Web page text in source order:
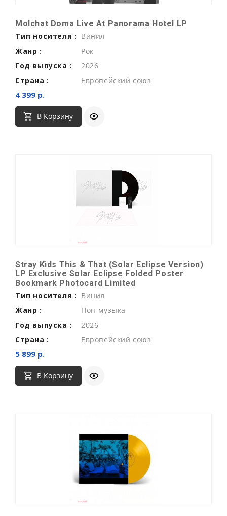
Molchat Doma Live At Panorama Hotel LP
Тип носителя : Винил
Жанр :
Рок
Год выпуска :
2026
Страна :
Европейский союз
4 399 р.
В Корзину
Stray Kids This & That (Solar Eclipse Version)
LP Exclusive Solar Eclipse Folded Poster
Bookmark Photocard Limited
Тип носителя : Винил
Жанр :
Поп-музыка
Год выпуска :
2026
Страна :
Европейский союз
5 899 р.
В Корзину